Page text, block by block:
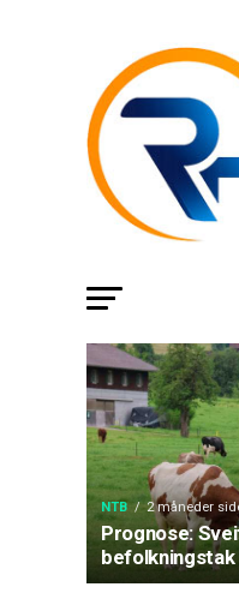
NTB 2 måneder
Prognose:
befolkningstak